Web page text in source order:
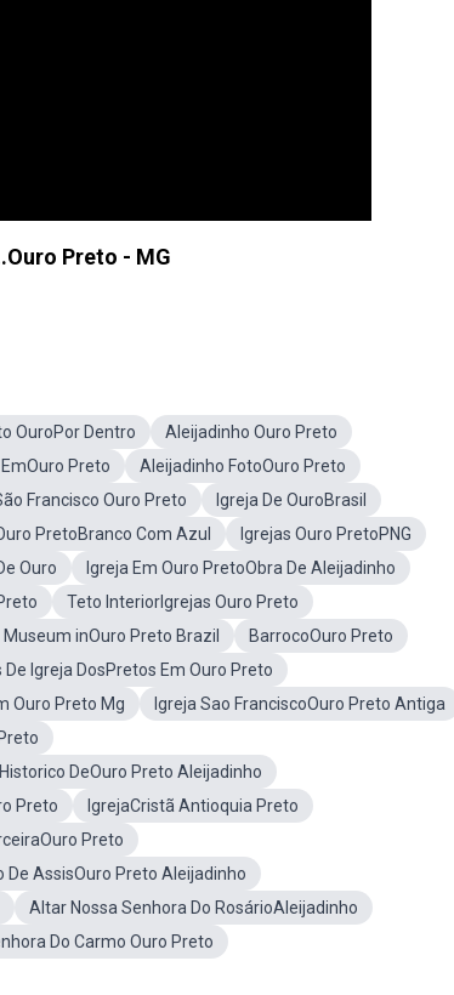
Preto - MG
OuroPor Dentro
Aleijadinho Ouro Preto
Preto
Aleijadinho FotoOuro Preto
Francisco Ouro Preto
Igreja De OuroBrasil
PretoBranco Com Azul
Igrejas Ouro PretoPNG
Ouro
Igreja Em Ouro PretoObra De Aleijadinho
Teto InteriorIgrejas Ouro Preto
inOuro Preto Brazil
BarrocoOuro Preto
De Igreja DosPretos Em Ouro Preto
Ouro Preto Mg
Igreja Sao FranciscoOuro Preto Antiga
DeOuro Preto Aleijadinho
Preto
IgrejaCristã Antioquia Preto
Preto
De AssisOuro Preto Aleijadinho
Altar Nossa Senhora Do RosárioAleijadinho
Do Carmo Ouro Preto